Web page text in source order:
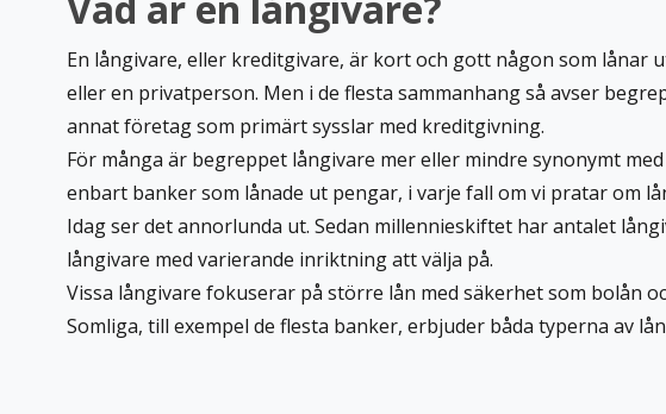
En långivare, eller kreditgivare, är kort och gott någon som
eller en privatperson. Men i de flesta sammanhang så avser
annat företag som primärt sysslar med kreditgivning.
För många är begreppet långivare mer eller mindre synonymt
enbart banker som lånade ut pengar, i varje fall om vi pratar om
Idag ser det annorlunda ut. Sedan millennieskiftet har antalet
långivare med varierande inriktning att välja på.
Vissa långivare fokuserar på större lån med säkerhet som bolån
Somliga, till exempel de flesta banker, erbjuder båda typerna av